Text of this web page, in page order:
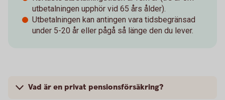
utbetalningen upphör vid 65 års ålder).
Utbetalningen kan antingen vara tidsbegränsad
under 5-20 år eller pågå så länge den du lever.
Vad är en privat pensionsförsäkring?